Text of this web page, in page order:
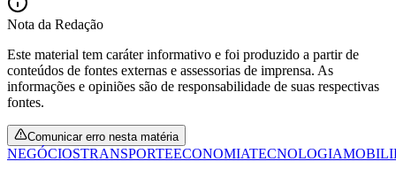
Nota da Redação
Este material tem caráter informativo e foi produzido a partir de
conteúdos de fontes externas e assessorias de imprensa. As
informações e opiniões são de responsabilidade de suas respectivas
fontes.
Comunicar erro nesta matéria
NEGÓCIOSTRANSPORTEECONOMIATECNOLOGIA